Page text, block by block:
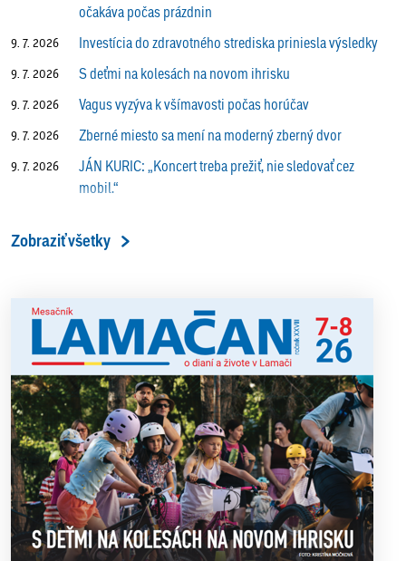
očakáva počas prázdnin
9. 7. 2026 Investícia do zdravotného strediska priniesla výsledky
9. 7. 2026 S deťmi na kolesách na novom ihrisku
9. 7. 2026 Vagus vyzýva k všímavosti počas horúčav
9. 7. 2026 Zberné miesto sa mení na moderný zberný dvor
9. 7. 2026
JÁN KURIC: „Koncert treba prežiť, nie sledovať cez
mobil.“
9. 7. 2026
ALENA PETÁKOVÁ: „Splnila som si všetko, čo som si
výborný šach aj príjemnú komunitnú atmosféru
Zobraziť všetky